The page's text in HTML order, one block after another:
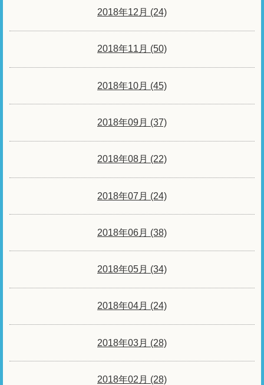
2018年12月 (24)
2018年11月 (50)
2018年10月 (45)
2018年09月 (37)
2018年08月 (22)
2018年07月 (24)
2018年06月 (38)
2018年05月 (34)
2018年04月 (24)
2018年03月 (28)
2018年02月 (28)